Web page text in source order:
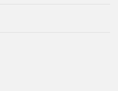
потребление ресурсов
оптимизацию
платформ
и инфраструктур VDI.